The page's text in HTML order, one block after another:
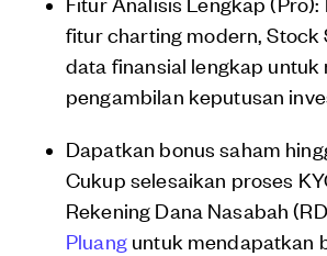
fitur charting modern, Stock
data finansial lengkap untuk
pengambilan keputusan
Dapatkan bonus saham
Cukup selesaikan proses
Rekening Dana Nasabah
Pluanguntuk mendapatkan